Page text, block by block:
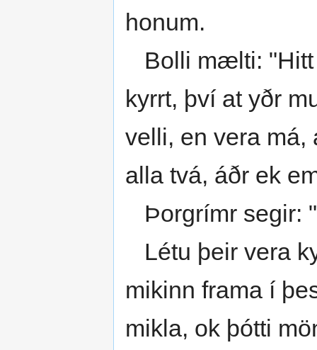
honum.
Bolli mælti: "Hitt
kyrrt, því at yðr
velli, en vera má,
alla tvá, áðr ek
Þorgrímr segir:
Létu þeir vera
mikinn frama í
mikla, ok þótti